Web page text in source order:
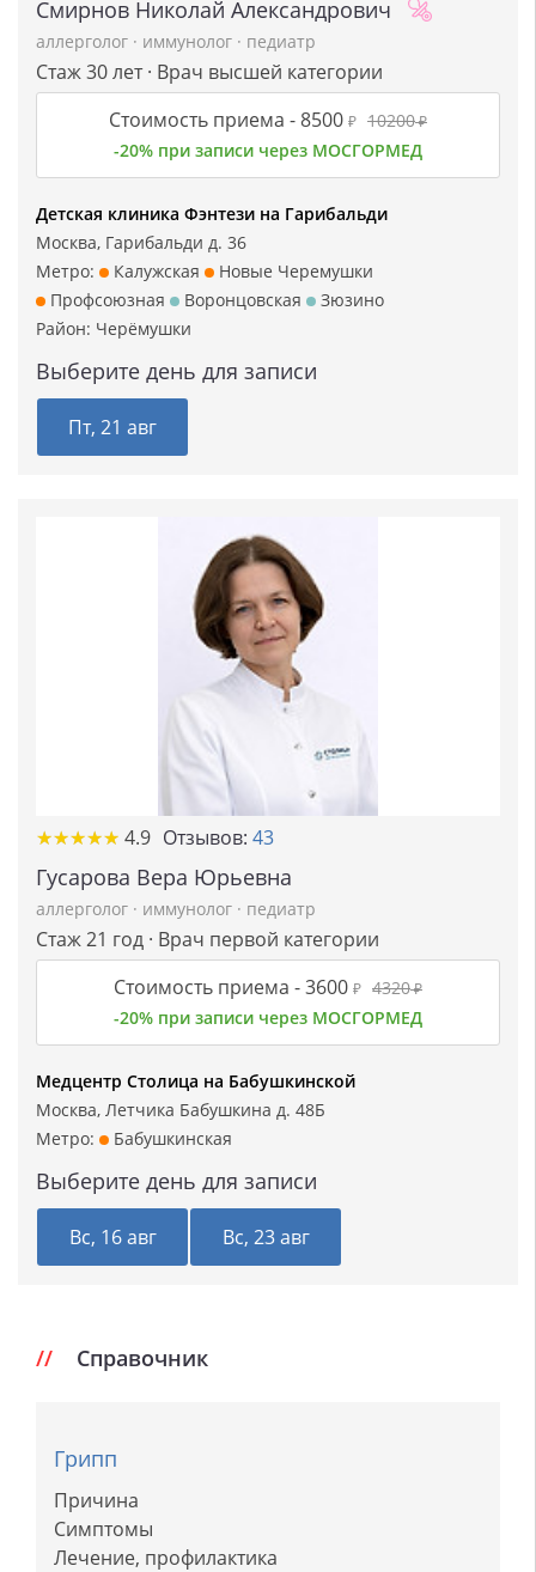
Смирнов Николай Александрович
аллерголог · иммунолог · педиатр
Стаж 30 лет · Врач высшей категории
Стоимость приема -8500 ₽ 10200₽
-20% при записи через МОСГОРМЕД
Детская клиника Фэнтези на Гарибальди
Москва, Гарибальди д. 36
Метро:
Калужская
Новые Черемушки
Профсоюзная
Воронцовская
Зюзино
Район: Черёмушки
Выберите день для записи
Пт, 21 авг
★★★★★
★★★★★ 4.9 Отзывов: 43
Гусарова Вера Юрьевна
аллерголог · иммунолог · педиатр
Стаж 21 год · Врач первой категории
Стоимость приема -3600 ₽ 4320₽
-20% при записи через МОСГОРМЕД
Медцентр Столица на Бабушкинской
Москва, Летчика Бабушкина д. 48Б
Метро:
Бабушкинская
Выберите день для записи
Вс, 16 авг Вс, 23 авг
Справочник
Грипп
Причина
Симптомы
Лечение, профилактика